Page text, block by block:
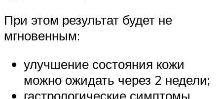
При этом результат будет не
мгновенным:
улучшение состояния кожи
можно ожидать через 2 недели;
гастрологические симптомы